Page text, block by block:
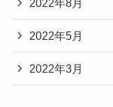
2022年8月
2022年5月
2022年3月